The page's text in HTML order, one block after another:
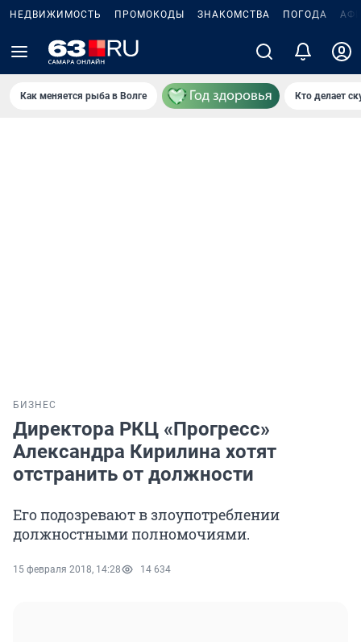
НЕДВИЖИМОСТЬ ПРОМОКОДЫ ЗНАКОМСТВА ПОГОДА
Как меняется рыба в Волге Кто делает
БИЗНЕС
Директора РКЦ «Прогресс»
Александра Кирилина хотят
отстранить от должности
Его подозревают в злоупотреблении
должностными полномочиями.
15 февраля 2018, 14:28 14 634